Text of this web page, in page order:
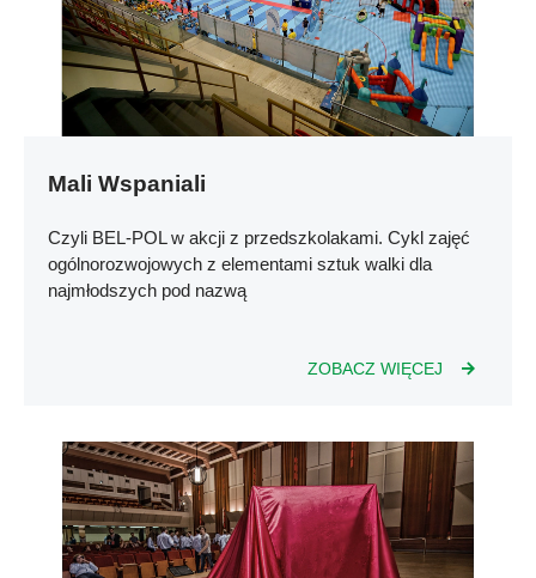
Mali Wspaniali
Czyli BEL-POL w akcji z przedszkolakami. Cykl zajęć
ogólnorozwojowych z elementami sztuk walki dla
najmłodszych pod nazwą
ZOBACZ WIĘCEJ